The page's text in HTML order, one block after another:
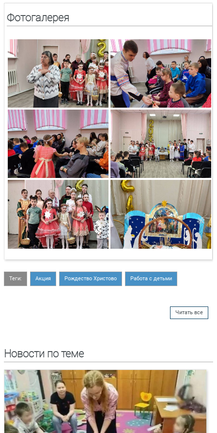
Фотогалерея
Теги: Акция Рождество Христово Работа с детьми
Читать все
Новости по теме